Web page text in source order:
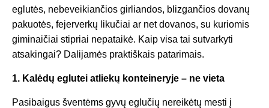
eglutės, nebeveikiančios girliandos, blizgančios dovanų
pakuotės, fejerverkų likučiai ar net dovanos, su kuriomis
giminaičiai stipriai nepataikė. Kaip visa tai sutvarkyti
atsakingai? Dalijamės praktiškais patarimais.
1. Kalėdų eglutei atliekų konteineryje – ne vieta
Pasibaigus šventėms gyvų eglučių nereikėtų mesti į